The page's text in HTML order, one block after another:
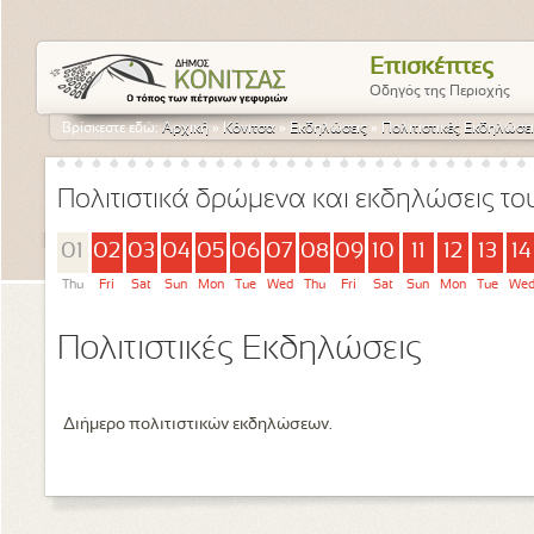
Επισκέπτες
Οδηγός της Περιοχής
Βρίσκεστε εδώ:Αρχική » Κόνιτσα » Εκδηλώσεις » Πολιτιστικές
Πολιτιστικά δρώμενα και εκδηλώσεις
01
Thu
02
Fri
03
Sat
04
Sun
05
Mon
06
Tue
07
Wed
08
Thu
09
Fri
10
Sat Sun
12
Mon
13
Tue
14
Wed
Πολιτιστικές Εκδηλώσεις
Διήμερο πολιτιστικών εκδηλώσεων.